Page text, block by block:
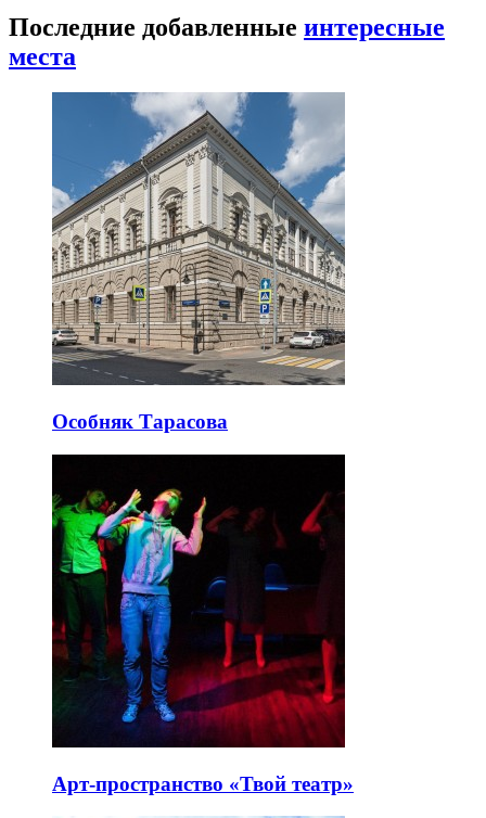
Последние добавленные интересные
места
Особняк Тарасова
Арт-пространство «Твой театр»